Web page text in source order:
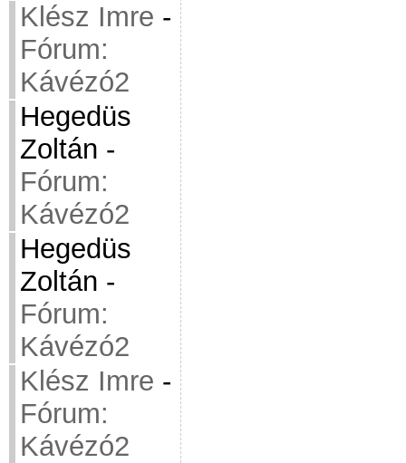
Klész Imre -
Fórum:
Kávézó2
Hegedüs
Zoltán -
Fórum:
Kávézó2
Hegedüs
Zoltán -
Fórum:
Kávézó2
Klész Imre -
Fórum:
Kávézó2